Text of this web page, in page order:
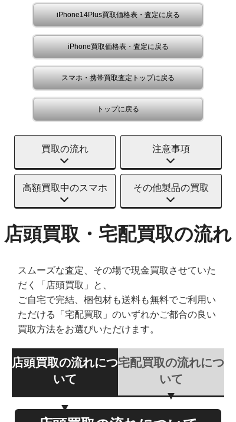
iPhone14Plus買取価格表・査定に戻る
iPhone買取価格表・査定に戻る
スマホ・携帯買取査定トップに戻る
トップに戻る
買取の流れ 注意事項
高額買取中のスマホ その他製品の買取
店頭買取・宅配買取の流れ
スムーズな査定、その場で現金買取させていた
だく「店頭買取」と、
ご自宅で完結、梱包材も送料も無料でご利用い
ただける「宅配買取」のいずれかご都合の良い
買取方法をお選びいただけます。
店頭買取の流れにつ
いて
宅配買取の流れにつ
いて